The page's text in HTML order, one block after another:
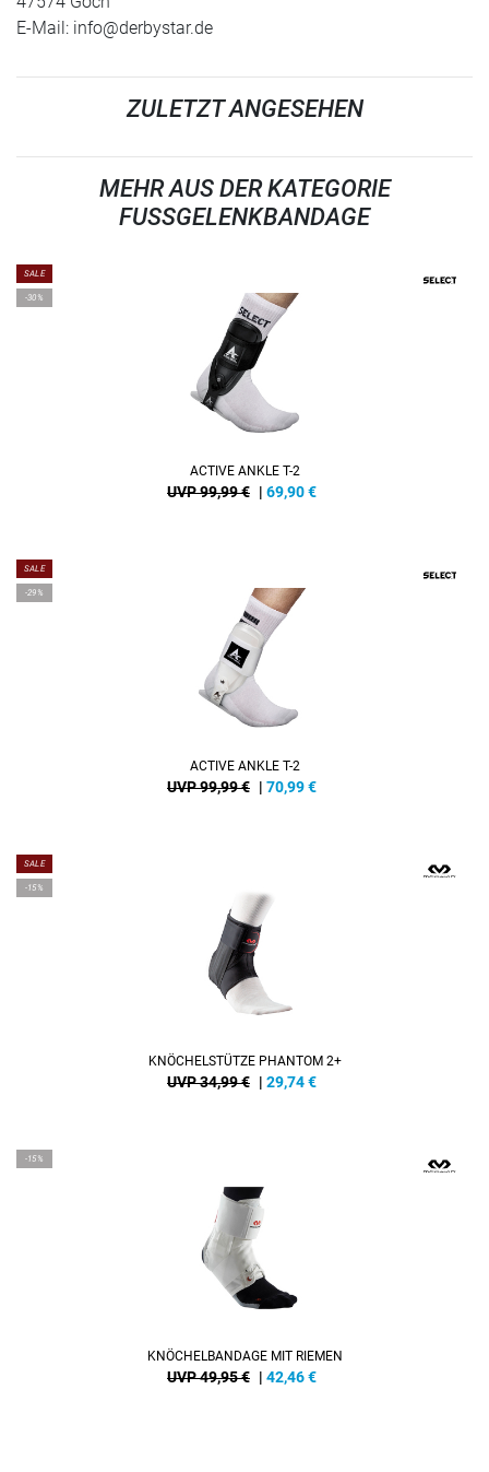
E-Mail: info@derbystar.de
ZULETZT ANGESEHEN
MEHR AUS DER KATEGORIE
FUSSGELENKBANDAGE
SALE
-30%
ACTIVE ANKLE T-2
UVP 99,99 € | 69,90€
SALE
-29%
ACTIVE ANKLE T-2
UVP 99,99 € | 70,99€
SALE
-15%
KNÖCHELSTÜTZE PHANTOM 2+
UVP 34,99 € | 29,74€
-15%
KNÖCHELBANDAGE MIT RIEMEN
UVP 49,95 € | 42,46€